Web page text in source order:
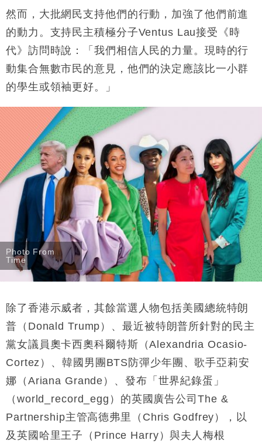
然而，大批網民支持他們的行動，加強了他們前進
的動力。支持民主積極分子Ventus Lau接受《時
代》訪問時說：「我們相信人民的力量。現時的行
動集合無數市民的意見，他們的決定應該比一小群
的學生或領袖更好。」
Photo From
Time
除了香港示威者，其餘當選人物包括美國總統特朗
普（Donald Trump）、最近被特朗普所針對的民主
黨女議員奧卡西奧科爾特斯（Alexandria Ocasio-
Cortez）、韓國男團BTS防彈少年團、歌手亞莉安
娜（Ariana Grande）、發布「世界紀錄蛋」
（world_record_egg）的英國廣告公司The &
Partnership主管高德弗里（Chris Godfrey），以
及英國哈里王子（Prince Harry）與夫人梅根